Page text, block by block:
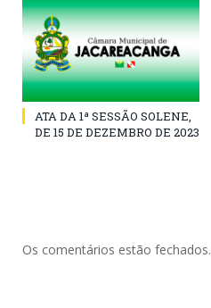
ATA DA 1ª SESSÃO SOLENE,
DE 15 DE DEZEMBRO DE 2023
Os comentários estão fechados.